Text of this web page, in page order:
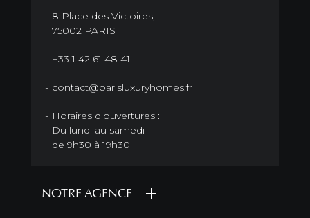
8 Place des Victoires,
75002 PARIS
+33 1 42 61 48 41
contact@parisluxuryhomes.fr
Horaires d'ouvertures :
Du lundi au samedi
de 9h30 à 19h30
NOTRE AGENCE